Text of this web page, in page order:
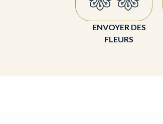
ENVOYER DES
FLEURS